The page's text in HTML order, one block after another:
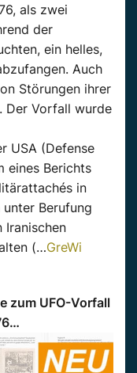
als zwei
der
ein helles,
Auch
Störungen ihrer
Der Vorfall wurde
USA (Defense
eines Berichts
in
unter Berufung
Iranischen
(…GreWi
zum UFO-Vorfall